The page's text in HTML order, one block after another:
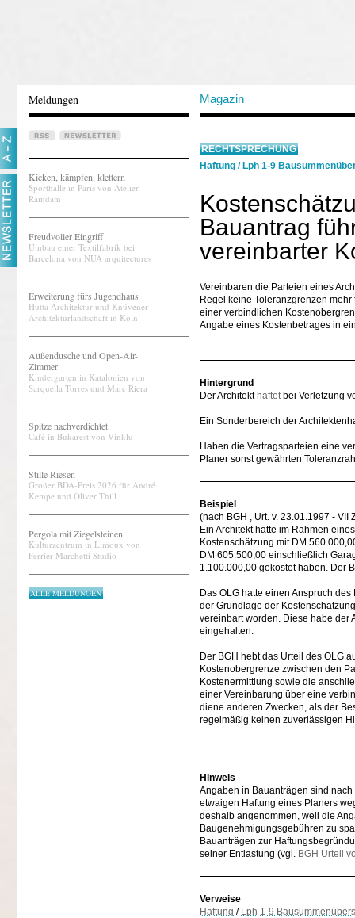
Meldungen Magazin
Kicken, kämpfen, klettern
Sporthalle in Paris von Atelier
Ramdam
Freudvoller Eingriff
Umbau einer Textilfabrik bei
Barcelona von NUA arquitectures
Erweiterung fürs Jugendhaus
Hutta Architektur und Knüvener
Architekturlandschaft in Köln
Außendusche und Open-Air-
Zimmer
Kindergarten in Katalonien von
Sarquella Torres und Marc Riera
Spitze nachverdichtet
Café in Bukarest von Vinklu
Stille Riesen
Großer BDA-Preis 2026 für André
Kempe und Oliver Thill
Pergola mit Ziegelsteinen
Kulturzentrum in Limoux von
Ferrier Marchetti Studio
ALLE MELDUNGEN
RECHTSPRECHUNG
Haftung / Lph 1-9
Bauantrag
vereinbarter
Vereinbaren die Parteien eines
Regel keine Toleranzgrenzen
einer verbindlichen
Angabe eines Kostenbetrages in
Hintergrund
Der Architekt haftetbei Verletzung
Ein Sonderbereich der
Haben die Vertragsparteien eine
Planer sonst gewährten
Beispiel
(nach BGH , Urt. v. 23.01.1997 - VII
Ein Architekt hatte im Rahmen
Kostenschätzung mit DM
DM 605.500,00 einschließlich
1.100.000,00 gekostet haben. Der
Das OLG hatte einen Anspruch
der Grundlage der
vereinbart worden. Diese habe der
eingehalten.
Der BGH hebt das Urteil des OLG
Kostenobergrenze zwischen den
Kostenermittlung sowie die
einer Vereinbarung über eine
diene anderen Zwecken, als der
regelmäßig keinen zuverlässigen
Hinweis
Angaben in Bauanträgen sind
etwaigen Haftung eines Planers
deshalb angenommen, weil die
Baugenehmigungsgebühren zu
Bauanträgen zur
seiner Entlastung (vgl. BGH Urteil
Verweise
Haftung / Lph 1-9